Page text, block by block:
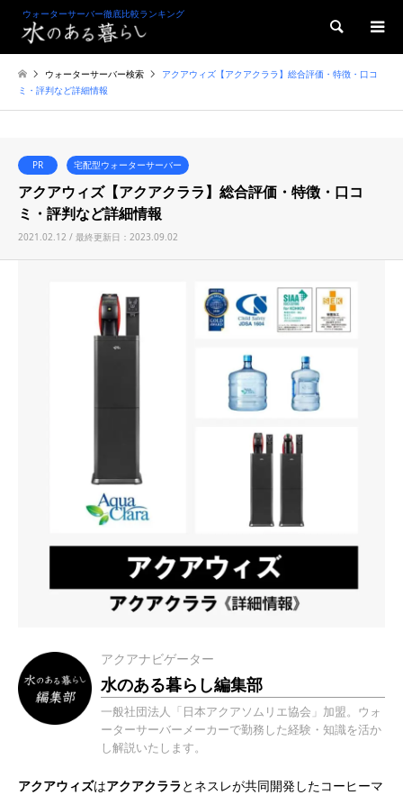
ウォーターサーバー徹底比較ランキング
検索
ウォーターサーバー検索
アクアウィズ【アクアクララ】総合評価・特徴・口コ
ミ・評判など詳細情報
PR 宅配型ウォーターサーバー
アクアウィズ【アクアクララ】総合評価・特徴・口コ
ミ・評判など詳細情報
2021.02.12 / 最終更新日：2023.09.02
アクアナビゲーター
水のある暮らし編集部
一般社団法人「日本アクアソムリエ協会」加盟。ウォ
ーターサーバーメーカーで勤務した経験・知識を活か
し解説いたします。
アクアウィズはアクアクララとネスレが共同開発したコーヒーマ